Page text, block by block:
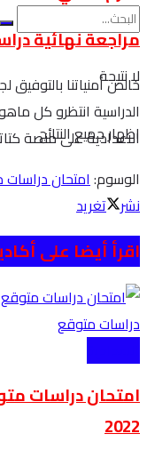
لا نتيجة
اظهار جميع النتائج
مراجعة نهائية
خالص أمنياتنا
الدراسية انتظرو كل
الاعدادية على منصة
الوسوم:امتحان
نشر تغريد
اقرأ أيضا على
امتحان دراسات
2022